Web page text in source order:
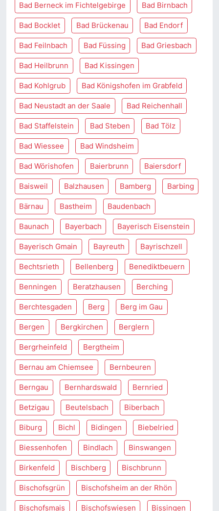
Bad Berneck im Fichtelgebirge Bad Birnbach
Bad Bocklet Bad Brückenau Bad Endorf
Bad Feilnbach Bad Füssing Bad Griesbach
Bad Heilbrunn Bad Kissingen
Bad Kohlgrub Bad Königshofen im Grabfeld
Bad Neustadt an der Saale Bad Reichenhall
Bad Staffelstein Bad Steben Bad Tölz
Bad Wiessee Bad Windsheim
Bad Wörishofen Baierbrunn Baiersdorf
Baisweil Balzhausen Bamberg Barbing
Bärnau Bastheim Baudenbach
Baunach Bayerbach Bayerisch Eisenstein
Bayerisch Gmain Bayreuth Bayrischzell
Bechtsrieth Bellenberg Benediktbeuern
Benningen Beratzhausen Berching
Berchtesgaden Berg Berg im Gau
Bergen Bergkirchen Berglern
Bergrheinfeld Bergtheim
Bernau am Chiemsee Bernbeuren
Berngau Bernhardswald Bernried
Betzigau Beutelsbach Biberbach
Biburg Bichl Bidingen Biebelried
Biessenhofen Bindlach Binswangen
Birkenfeld Bischberg Bischbrunn
Bischofsgrün Bischofsheim an der Rhön
Bischofsmais Bischofswiesen Bissingen